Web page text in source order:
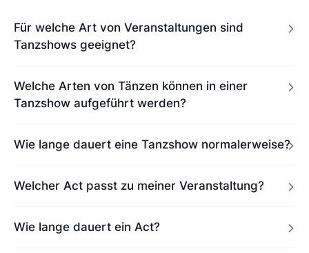
Für welche Art von Veranstaltungen sind
Tanzshows geeignet?
Welche Arten von Tänzen können in einer
Tanzshow aufgeführt werden?
Wie lange dauert eine Tanzshow normalerweise?
Welcher Act passt zu meiner Veranstaltung?
Wie lange dauert ein Act?